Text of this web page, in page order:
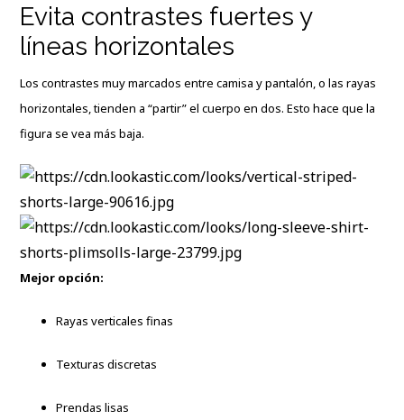
Evita contrastes fuertes y
líneas horizontales
Los contrastes muy marcados entre camisa y pantalón, o las rayas
horizontales, tienden a “partir” el cuerpo en dos. Esto hace que la
figura se vea más baja.
Mejor opción:
Rayas verticales finas
Texturas discretas
Prendas lisas